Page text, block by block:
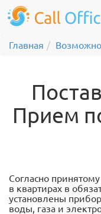
Главная
Прием
Согласно
в квартирах в
установлены
воды, газа и